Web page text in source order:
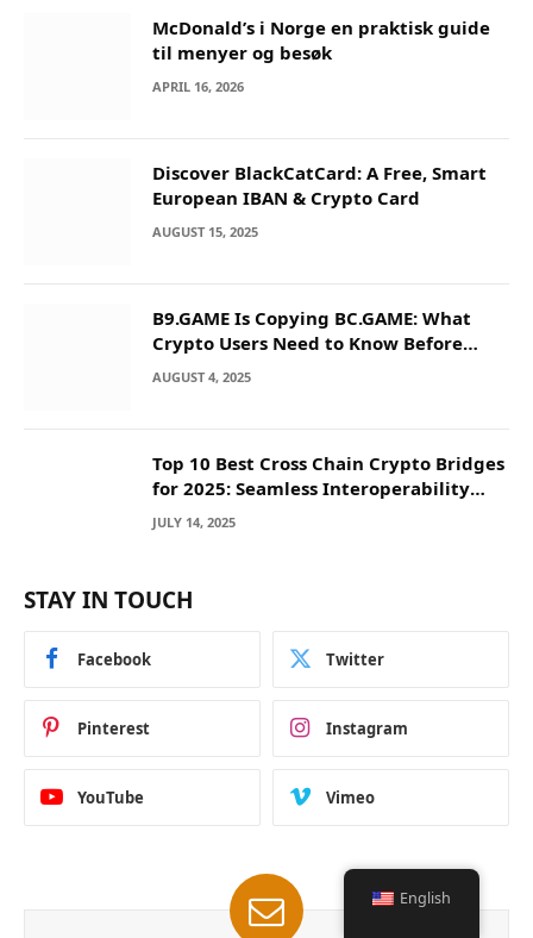
McDonald’s i Norge en praktisk guide
til menyer og besøk
APRIL 16, 2026
Discover BlackCatCard: A Free, Smart
European IBAN & Crypto Card
AUGUST 15, 2025
B9.GAME Is Copying BC.GAME: What
Crypto Users Need to Know Before
They Deposit
AUGUST 4, 2025
Top 10 Best Cross Chain Crypto Bridges
for 2025: Seamless Interoperability
Across Blockchain Networks
JULY 14, 2025
STAY IN TOUCH
Facebook Twitter
Pinterest Instagram
YouTube Vimeo
English